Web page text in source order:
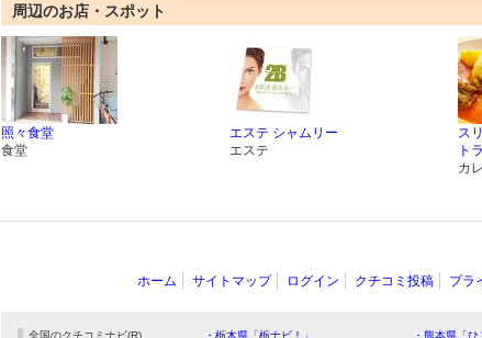
周辺のお店・スポット
照々食堂
食堂
エステ シャムリー
エステ
ス
ト
カ
ホーム サイトマップ ログイン クチコミ投稿 プラ
全国のクチコミナビ(R) ・栃木県「栃ナビ！」 ・熊本県「ひ